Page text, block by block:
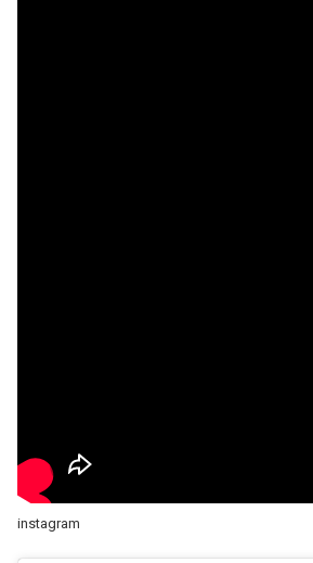
instagram